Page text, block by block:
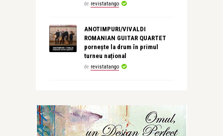
de revistatango
ANOTIMPURI/VIVALDI
ROMANIAN GUITAR QUARTET
pornește la drum în primul
turneu național
de revistatango